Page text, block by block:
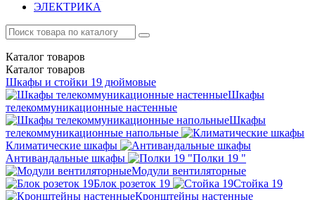
ЭЛЕКТРИКА
Каталог товаров
Каталог товаров
Шкафы и стойки 19 дюймовые
Шкафы
телекоммуникационные настенные
Шкафы
телекоммуникационные напольные
Климатические шкафы
Антивандальные шкафы
Полки 19 "
Модули вентиляторные
Блок розеток 19
Стойка 19
Кронштейны настенные